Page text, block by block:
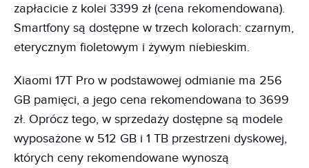
zapłacicie z kolei 3399 zł (cena rekomendowana).
Smartfony są dostępne w trzech kolorach: czarnym,
eterycznym fioletowym i żywym niebieskim.
Xiaomi 17T Pro w podstawowej odmianie ma 256
GB pamięci, a jego cena rekomendowana to 3699
zł. Oprócz tego, w sprzedaży dostępne są modele
wyposażone w 512 GB i 1 TB przestrzeni dyskowej,
których ceny rekomendowane wynoszą